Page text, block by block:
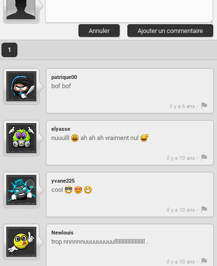
Ajouter un commentaire
Annuler
1
patrique00
bof bof
il y a 6 ans -
elyasse
nuuulll ah ah ah vraiment nul
il y a 10 ans -
yvane225
cool
il y a 10 ans -
Newlouis
trop nnnnnnuuuuuuuuulllllllllllllllllllll .
il y a 10 ans -